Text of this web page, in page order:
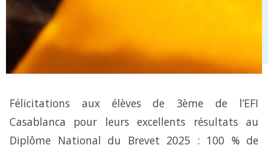
Félicitations aux élèves de 3ème de l’EFI
Casablanca pour leurs excellents résultats au
Diplôme National du Brevet 2025 : 100 % de